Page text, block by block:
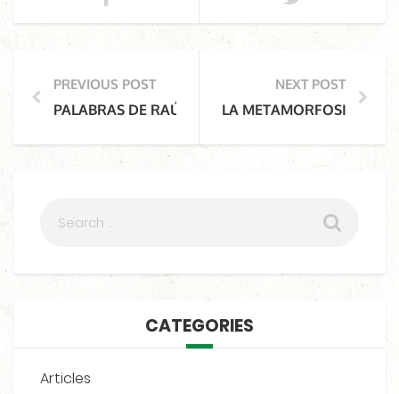
PREVIOUS POST
PALABRAS DE RAÚL ARIAS DE PARA EN LA
NEXT POST
LA METAMORFOSIS DE
CATEGORIES
Articles